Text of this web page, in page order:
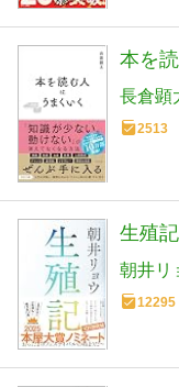
本を
長倉顕
2513
生殖記
朝井リ
12295